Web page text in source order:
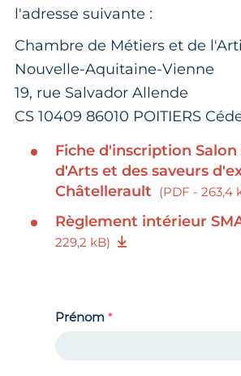
l'adresse suivante :
Chambre de Métiers et de
Nouvelle-Aquitaine-Vienne
19, rue Salvador Allende
CS 10409 86010 POITIERS
Fiche d'inscription
d'Arts et des saveurs
Châtellerault (PDF - 263,4
Règlement intérieur
229,2 kB)